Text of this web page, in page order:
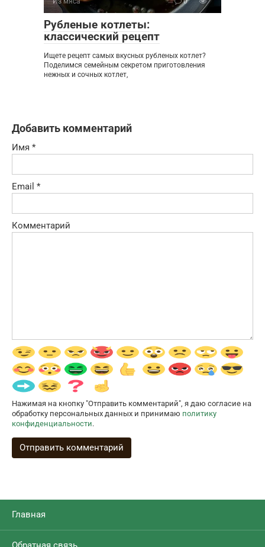
Рубленые котлеты:
классический рецепт
Ищете рецепт самых вкусных рубленых котлет?
Поделимся семейным секретом приготовления
нежных и сочных котлет,
Добавить комментарий
Имя *
Email *
Комментарий
Нажимая на кнопку "Отправить комментарий", я даю согласие на
обработку персональных данных и принимаю политику
конфиденциальности.
Главная